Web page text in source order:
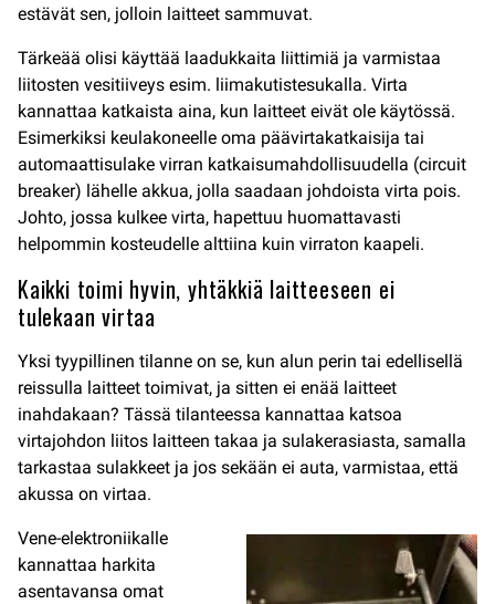
estävät sen, jolloin laitteet sammuvat.
Tärkeää olisi käyttää laadukkaita liittimiä ja varmistaa
liitosten vesitiiveys esim. liimakutistesukalla. Virta
kannattaa katkaista aina, kun laitteet eivät ole käytössä.
Esimerkiksi keulakoneelle oma päävirtakatkaisija tai
automaattisulake virran katkaisumahdollisuudella (circuit
breaker) lähelle akkua, jolla saadaan johdoista virta pois.
Johto, jossa kulkee virta, hapettuu huomattavasti
helpommin kosteudelle alttiina kuin virraton kaapeli.
Kaikki toimi hyvin, yhtäkkiä laitteeseen ei
tulekaan virtaa
Yksi tyypillinen tilanne on se, kun alun perin tai edellisellä
reissulla laitteet toimivat, ja sitten ei enää laitteet
inahdakaan? Tässä tilanteessa kannattaa katsoa
virtajohdon liitos laitteen takaa ja sulakerasiasta, samalla
tarkastaa sulakkeet ja jos sekään ei auta, varmistaa, että
akussa on virtaa.
Vene-elektroniikalle
kannattaa harkita
asentavansa omat